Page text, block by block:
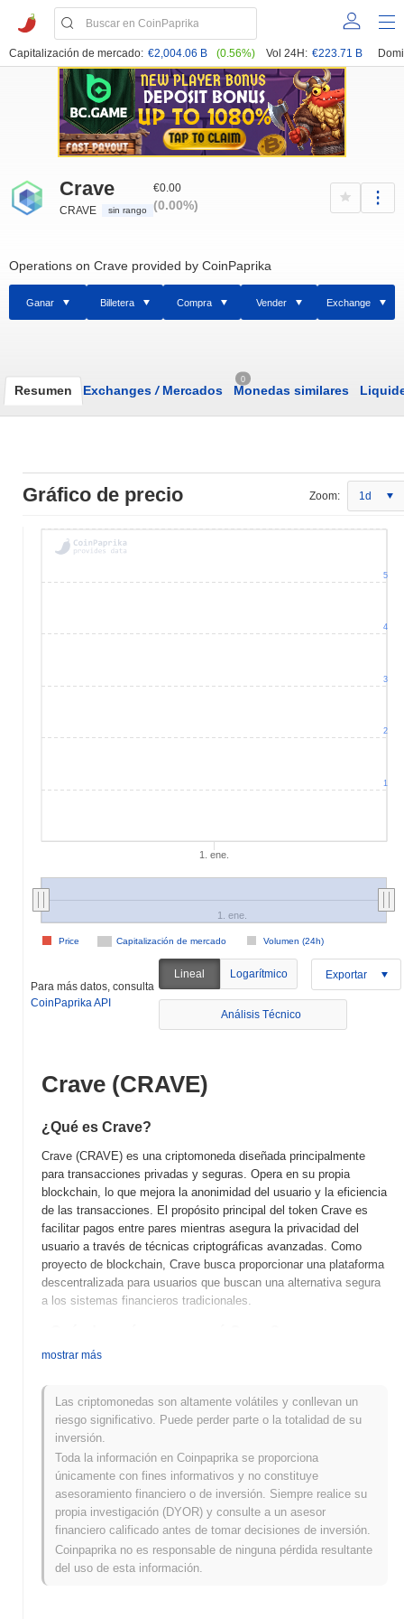
Capitalización de mercado: €2,004.06 B (0.56%) Vol 24H: €223.71 B
Crave
CRAVE sin rango
€0.00
(0.00%)
Operations on Crave provided by CoinPaprika
Ganar Billetera Compra Vender Exchange
Resumen Exchanges /Mercados
0
Monedas similares
Gráfico de precio Zoom: 1d
1. ene.
Capitalización de mercado Volumen (24h)
Price
1. ene.
1
2
3
4
5
Para más datos, consulta
CoinPaprika API
Lineal Logarítmico Exportar
Análisis Técnico
Crave (CRAVE)
¿Qué es Crave?
Crave (CRAVE) es una criptomoneda diseñada principalmente
para transacciones privadas y seguras. Opera en su propia
blockchain, lo que mejora la anonimidad del usuario y la eficiencia
de las transacciones. El propósito principal del token Crave es
facilitar pagos entre pares mientras asegura la privacidad del
usuario a través de técnicas criptográficas avanzadas. Como
proyecto de blockchain, Crave busca proporcionar una plataforma
descentralizada para usuarios que buscan una alternativa segura
a los sistemas financieros tradicionales.
Crave (CRAVE) fue lanzado en 2016, creado por un equipo de
criptomoneda segura y anónima. Inicialmente listado en varias
plataformas de intercambio de criptomonedas, Crave buscó
mejorar la privacidad del usuario a través de sus características y
tecnología únicas. El proyecto ha evolucionado a lo largo de los
años, incorporando comentarios de la comunidad y
actualizaciones a su plataforma, consolidando su presencia en el
espacio cripto.
¿Qué se viene para Crave?
Crave (CRAVE) está preparado para avances significativos a
medida que avanza en su hoja de ruta, con características
mostrar más
Las criptomonedas son altamente volátiles y conllevan un
riesgo significativo. Puede perder parte o la totalidad de su
inversión.
Toda la información en Coinpaprika se proporciona
únicamente con fines informativos y no constituye
asesoramiento financiero o de inversión. Siempre realice su
propia investigación (DYOR) y consulte a un asesor
financiero calificado antes de tomar decisiones de inversión.
Coinpaprika no es responsable de ninguna pérdida resultante
del uso de esta información.